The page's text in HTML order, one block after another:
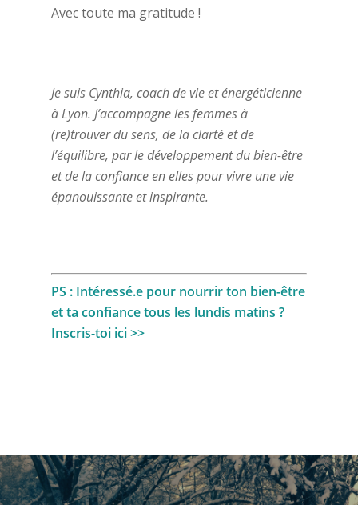
Avec toute ma gratitude !
Je suis Cynthia, coach de vie et énergéticienne
à Lyon. J’accompagne les femmes à
(re)trouver du sens, de la clarté et de
l’équilibre, par le développement du bien-être
et de la confiance en elles pour vivre une vie
épanouissante et inspirante.
PS : Intéressé.e pour nourrir ton bien-être
et ta confiance tous les lundis matins ?
Inscris-toi ici >>